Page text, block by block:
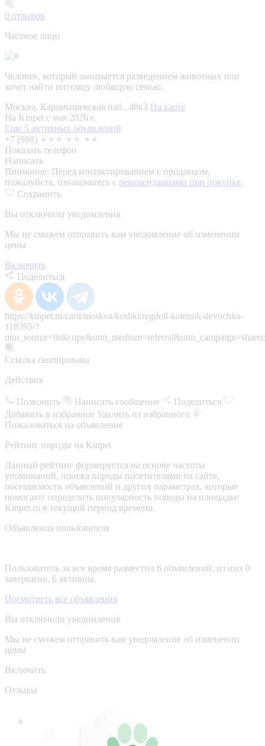
0 отзывов
Частное лицо
Человек, который занимается разведением животных или
хочет найти питомцу любящую семью.
Москва, Карамышевская наб., 48к3 На карте
На Kinpet c мая 2026 г.
Еще 5 активных объявлений
+7 (988) ⚬⚬⚬ ⚬⚬ ⚬⚬
Показать телефон
Написать
Внимание: Перед контактированием с продавцом,
пожалуйста, ознакомьтесь с рекомендациями при покупке.
Сохранить
Вы отключили уведомления
Мы не сможем отправить вам уведомление об изменении
цены
Включить
Поделиться
https://kinpet.ru/card/moskva/koshki/regdoll-kotenok-devochka-
118395/?
Ссылка скопирована
Действия
Позвонить Написать сообщение
Поделиться
Добавить в избранное Удалить из избранного
Пожаловаться на объявление
Рейтинг породы на Kinpet
Данный рейтинг формируется на основе частоты
упоминаний, поиска породы посетителями на сайте,
посещаемости объявлений и других параметрах, которые
помогают определить популярность породы на площадке
Kinpet.ru в текущий период времени.
Объявления пользователя
Пользователь за все время разместил 6 объявлений, из них 0
завершено, 6 активны.
Посмотреть все объявления
Вы отключили уведомления
Мы не сможем отправить вам уведомление об изменении
цены
Включить
Отзывы